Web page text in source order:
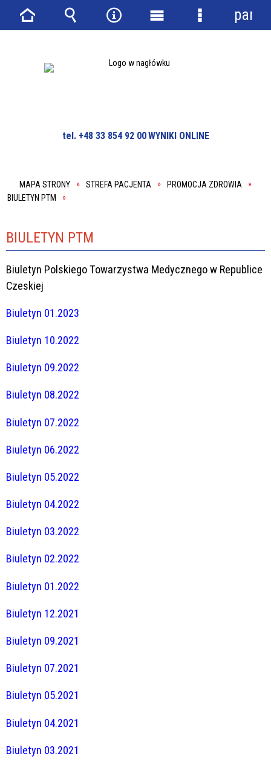
tel. +48 33 854 92 00WYNIKI ONLINE
MAPA STRONY STREFA PACJENTA
PROMOCJA ZDROWIA
BIULETYN PTM
BIULETYN PTM
Biuletyn Polskiego Towarzystwa Medycznego w Republice
Czeskiej
Biuletyn 01.2023
Biuletyn 10.2022
Biuletyn 09.2022
Biuletyn 08.2022
Biuletyn 07.2022
Biuletyn 06.2022
Biuletyn 05.2022
Biuletyn 04.2022
Biuletyn 03.2022
Biuletyn 02.2022
Biuletyn 01.2022
Biuletyn 12.2021
Biuletyn 09.2021
Biuletyn 07.2021
Biuletyn 05.2021
Biuletyn 04.2021
Biuletyn 03.2021
StronaWyszukiwarka
Narzędzia
Menu Menu
panel